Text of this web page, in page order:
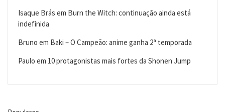
Isaque Brás em Burn the Witch: continuação ainda está
indefinida
Bruno em Baki – O Campeão: anime ganha 2ª temporada
Paulo em 10 protagonistas mais fortes da Shonen Jump